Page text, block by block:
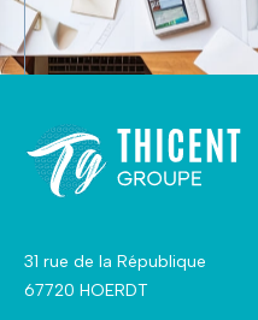
31 rue de la République
67720 HOERDT